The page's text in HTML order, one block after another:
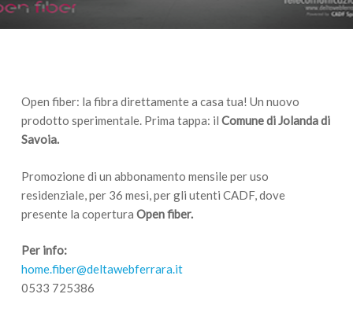
Open fiber: la fibra direttamente a casa tua! Un nuovo
prodotto sperimentale. Prima tappa: il Comune di Jolanda di
Savoia.
Promozione di un abbonamento mensile per uso
residenziale, per 36 mesi, per gli utenti CADF, dove
presente la copertura Open fiber.
Per info:
home.fiber@deltawebferrara.it
0533 725386